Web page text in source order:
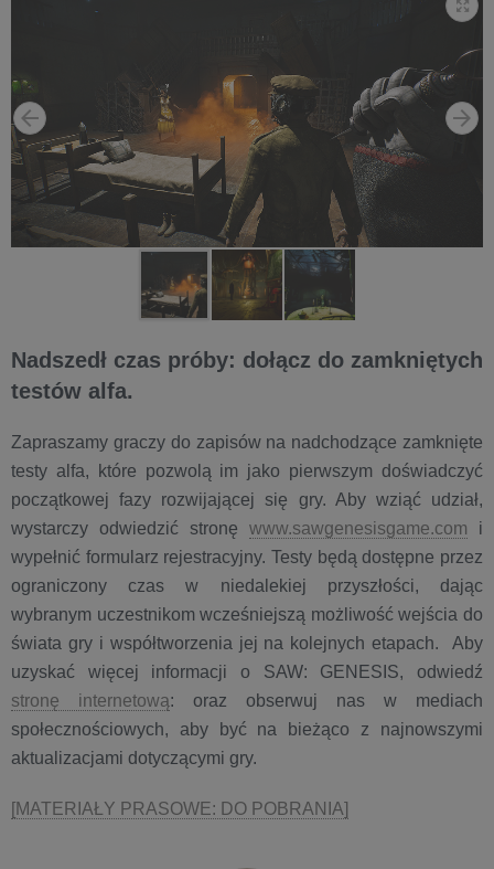
Nadszedł czas próby: dołącz do zamkniętych
testów alfa.
Zapraszamy graczy do zapisów na nadchodzące zamknięte
testy alfa, które pozwolą im jako pierwszym doświadczyć
początkowej fazy rozwijającej się gry. Aby wziąć udział,
wystarczy odwiedzić stronę www.sawgenesisgame.com i
wypełnić formularz rejestracyjny. Testy będą dostępne przez
ograniczony czas w niedalekiej przyszłości, dając
wybranym uczestnikom wcześniejszą możliwość wejścia do
świata gry i współtworzenia jej na kolejnych etapach. Aby
uzyskać więcej informacji o SAW: GENESIS, odwiedź
stronę internetową: oraz obserwuj nas w mediach
społecznościowych, aby być na bieżąco z najnowszymi
aktualizacjami dotyczącymi gry.
[MATERIAŁY PRASOWE: DO POBRANIA]